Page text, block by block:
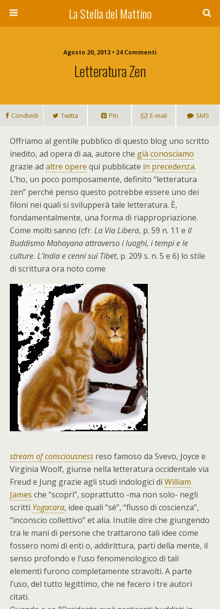
La Stella del Mattino
Agosto 20, 2013 • 24 Commenti
Letteratura Zen
Condividi Twitta Pin E-mail SMS
Offriamo al gentile pubblico di questo blog uno scritto
inedito, ad opera di aa, autore che già conosciamo
grazie ad altre opere qui pubblicate in precedenza.
L’ho, un poco pomposamente, definito “letteratura
zen” perché penso questo potrebbe essere uno dei
filoni nei quali si svilupperà tale letteratura. È,
fondamentalmente, una forma di riappropriazione.
Come molti sanno (cfr. La Via Libera, p. 59 n. 11 e Il
Buddismo Mahayana attraverso i luoghi, i tempi e le
culture. L’India e cenni sul Tibet, p. 209 s. n. 5 e 6) lo stile
di scrittura ora noto come
stream of consciousness reso famoso da Svevo, Joyce e
Virginia Woolf, giunse nella letteratura occidentale via
Freud e Jung grazie agli studi indologici di William
James che “scoprì”, soprattutto -ma non solo- negli
scritti Yogacara, idee quali “sé”, “flusso di coscienza”,
“inconscio collettivo” et alia. Inutile dire che giungendo
tra le mani di persone che trattarono tali idee come
fossero nomi di enti o, addirittura, parti della mente, il
senso profondo e l’uso fenomenologico di tali
elementi furono completamente stravolti. A parte
l’uso, del tutto legittimo, che ne fecero i tre autori
citati.